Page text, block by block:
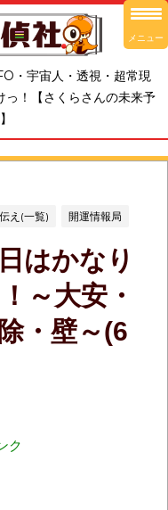
・宇宙人・透視・超常現
っ！【さくらさんの未来予
え(一覧) 開運情報局
はかなり
～大安・
・壁～(6
ク
メニュー